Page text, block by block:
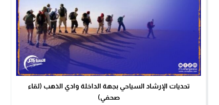
تحديات الإرشاد السياحي بجهة الداخلة وادي الذهب (لقاء
صحفي)